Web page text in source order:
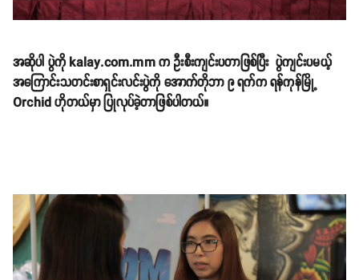
အဆိုပါ ပွဲကို kalay.com.mm က ဦးစီးကျင်းပတာဖြစ်ပြီး ပွဲကျင်းပမယ့်
အကြောင်းသတင်းစာရှင်းလင်းပွဲကို အောက်တိုဘာ ၉ ရက်က ရန်ကုန်မြို့
Orchid ဟိုတယ်မှာ ပြုလုပ်ခဲ့တာဖြစ်ပါတယ်။